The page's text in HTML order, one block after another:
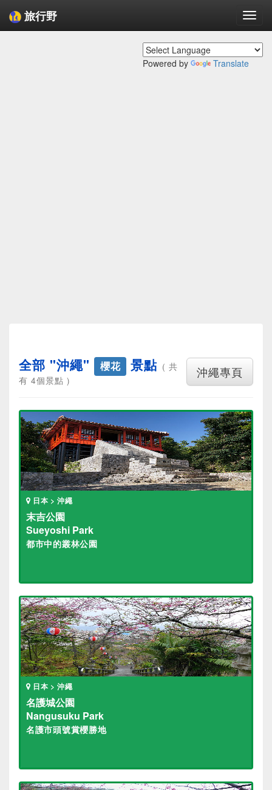
旅行野
Powered by Translate
沖繩專頁
全部 "沖繩" 櫻花 景點 ( 共
有 4個景點 )
日本 > 沖繩
末吉公園
Sueyoshi Park
都市中的叢林公園
日本 > 沖繩
名護城公園
Nangusuku Park
名護市頭號賞櫻勝地